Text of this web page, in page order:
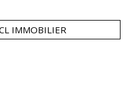
IMMOBILIER